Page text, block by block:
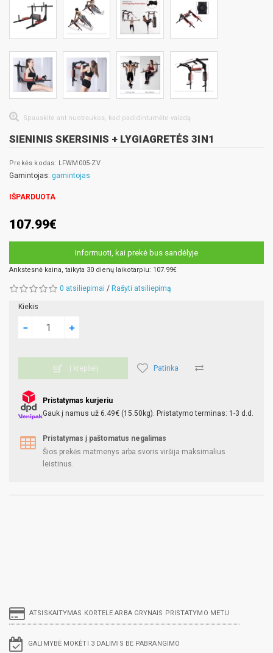
Spauskite ant nuotraukos, kad padidintumėte vaizdą
SIENINIS SKERSINIS + LYGIAGRETĖS 3IN1
Prekės kodas: LFWM005-ZV
Gamintojas: gamintojas
IŠPARDUOTA
107.99€
Informuoti, kai prekė bus sandėlyje
Ankstesnė kaina, taikyta 30 dienų laikotarpiu: 107.99€
0 atsiliepimai / Rašyti atsiliepimą
Kiekis
Į krepšelį Patinka
Pristatymas kurjeriu
Gauk į namus už 6.49€ (15.50kg). Pristatymo terminas: 1-3 d.d.
Pristatymas į paštomatus negalimas
Šios prekės matmenys arba svoris viršija maksimalius
leistinus.
ATSISKAITYMAS KORTELE ARBA GRYNAIS PRISTATYMO METU
GALIMYBĖ MOKĖTI 3 DALIMIS BE PABRANGIMO